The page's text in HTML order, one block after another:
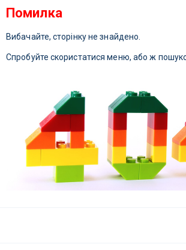
Помилка
Вибачайте, сторінку не знайдено.
Спробуйте скористатися меню, або ж